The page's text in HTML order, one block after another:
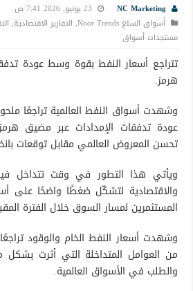
NC Marketing
23 يونيو, 2026 7:41 ص
أسواق السلع Noor Trends
, التقارير الاقتصادية,
مستجدات أسواق
تتراجع أسعار النفط بقوة وسط عودة
هرمز.
وشهدت أسواق النفط العالمية تراجعًا
عودة تدفقات الإمدادات عبر مضيق
تحسن المعروض العالمي مقابل توقعات
ويأتي هذا التطور في وقت تتداخل
والاقتصادية لتشكّل ضغطًا واضحًا على
المستثمرين لمسار السوق خلال الفترة
وشهدت أسعار النفط الخام والوقود
من العوامل المتداخلة التي أثرت
والطلب في الأسواق العالمية.